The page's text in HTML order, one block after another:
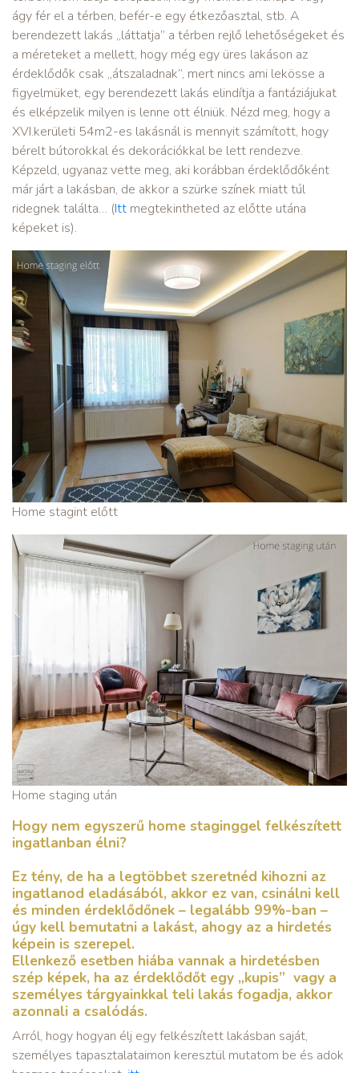
ágy fér el a térben, befér-e egy étkezőasztal, stb. A
berendezett lakás „láttatja” a térben rejlő lehetőségeket és
a méreteket a mellett, hogy még egy üres lakáson az
érdeklődők csak „átszaladnak”, mert nincs ami lekösse a
figyelmüket, egy berendezett lakás elindítja a fantáziájukat
és elképzelik milyen is lenne ott élniük. Nézd meg, hogy a
XVI.kerületi 54m2-es lakásnál is mennyit számított, hogy
bérelt bútorokkal és dekorációkkal be lett rendezve.
Képzeld, ugyanaz vette meg, aki korábban érdeklődőként
már járt a lakásban, de akkor a szürke színek miatt túl
ridegnek találta… (Itt megtekintheted az előtte utána
képeket is).
Home stagint előtt
Home staging után
Hogy nem egyszerű home staginggel felkészített
ingatlanban élni?
Ez tény, de ha a legtöbbet szeretnéd kihozni az
ingatlanod eladásából, akkor ez van, csinálni kell
és minden érdeklődőnek – legalább 99%-ban –
úgy kell bemutatni a lakást, ahogy az a hirdetés
képein is szerepel.
Ellenkező esetben hiába vannak a hirdetésben
szép képek, ha az érdeklődőt egy „kupis” vagy a
személyes tárgyainkkal teli lakás fogadja, akkor
azonnali a csalódás.
Arról, hogy hogyan élj egy felkészített lakásban saját,
személyes tapasztalataimon keresztül mutatom be és adok